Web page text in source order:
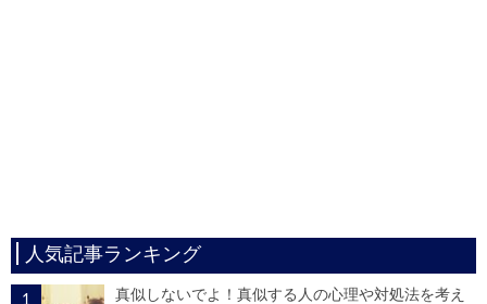
人気記事ランキング
真似しないでよ！真似する人の心理や対処法を考え